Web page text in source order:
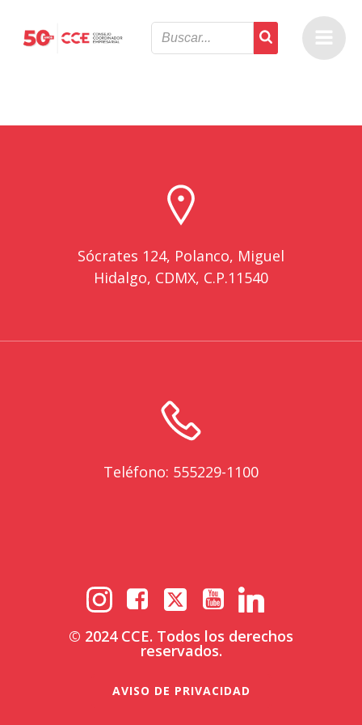
al
contenido
Sócrates 124, Polanco, Miguel
Hidalgo, CDMX, C.P.11540
Teléfono: 555229-1100
© 2024 CCE. Todos los derechos
reservados.
AVISO DE PRIVACIDAD